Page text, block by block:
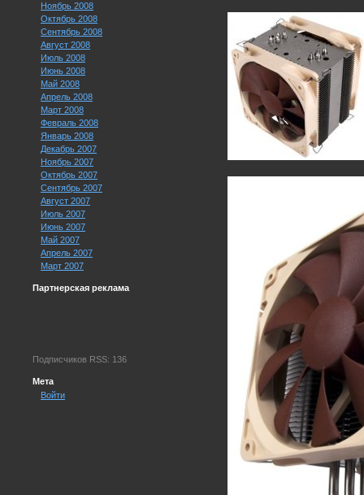
Ноябрь 2008
Октябрь 2008
Сентябрь 2008
Август 2008
Июль 2008
Июнь 2008
Май 2008
Апрель 2008
Март 2008
Февраль 2008
Январь 2008
Декабрь 2007
Ноябрь 2007
Октябрь 2007
Сентябрь 2007
Август 2007
Июль 2007
Июнь 2007
Май 2007
Апрель 2007
Март 2007
Партнерская реклама
Подписчиков RSS: 136
Мета
Войти